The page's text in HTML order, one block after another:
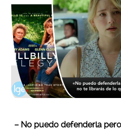
– No puedo defenderla